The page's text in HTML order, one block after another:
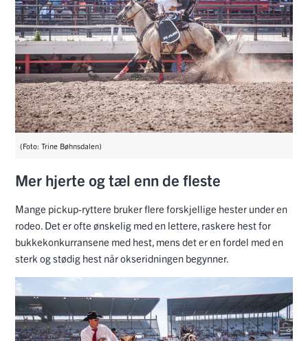
(Foto: Trine Bøhnsdalen)
Mer hjerte og tæl enn de fleste
Mange pickup-ryttere bruker flere forskjellige hester under en
rodeo. Det er ofte ønskelig med en lettere, raskere hest for
bukkekonkurransene med hest, mens det er en fordel med en
sterk og stødig hest når okseridningen begynner.